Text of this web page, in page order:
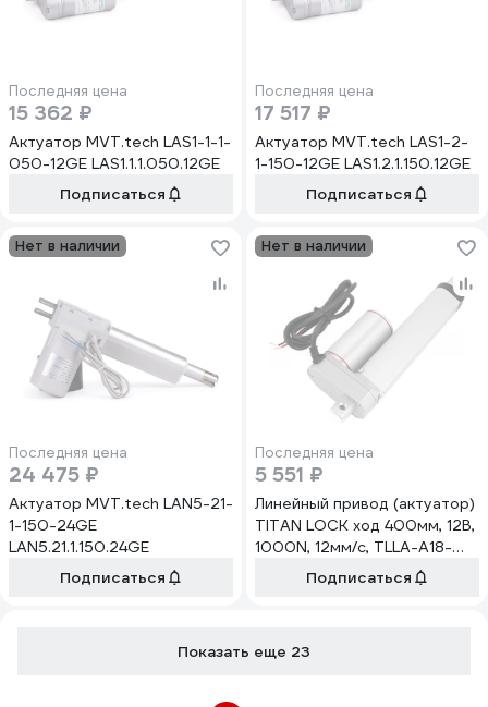
Последняя цена
15 362 ₽
Актуатор MVT.tech LAS1-1-1-
050-12GE LAS1.1.1.050.12GE
Подписаться
Последняя цена
17 517 ₽
Актуатор MVT.tech LAS1-2-
1-150-12GE LAS1.2.1.150.12GE
Подписаться
Нет в наличии
Последняя цена
24 475 ₽
Актуатор MVT.tech LAN5-21-
1-150-24GE
LAN5.21.1.150.24GE
Подписаться
Нет в наличии
Последняя цена
5 551 ₽
Линейный привод (актуатор)
TITAN LOCK ход 400мм, 12В,
1000N, 12мм/с, TLLA-A18-
400-12-1000-12
Подписаться
Показать еще 23